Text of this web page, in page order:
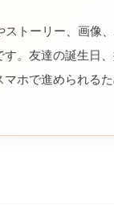
トーリー、画像
。友達の誕生日
ホで進められる